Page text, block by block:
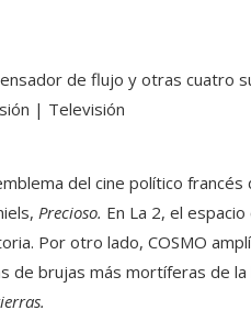
del cine político francés
Precioso. En La 2, el
Por otro lado, COSMO
de brujas más mortíferas de